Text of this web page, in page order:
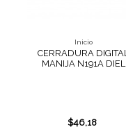
Inicio
CERRADURA DIGITAL
MANIJA N191A DIEL
$46,18